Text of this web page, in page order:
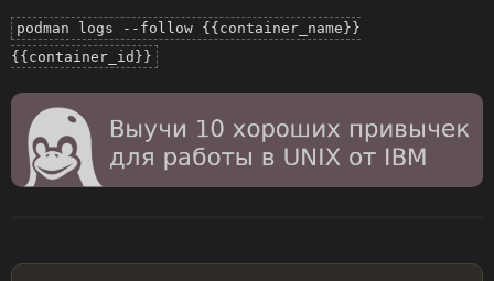
podman logs --follow {{container_name}}
{{container_id}}